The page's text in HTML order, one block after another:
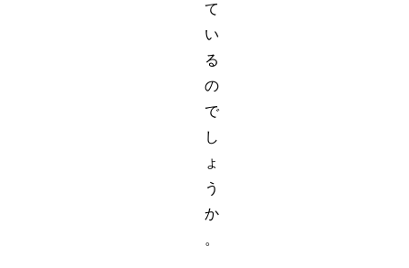
て
い
る
の
で
し
ょ
う
か
。